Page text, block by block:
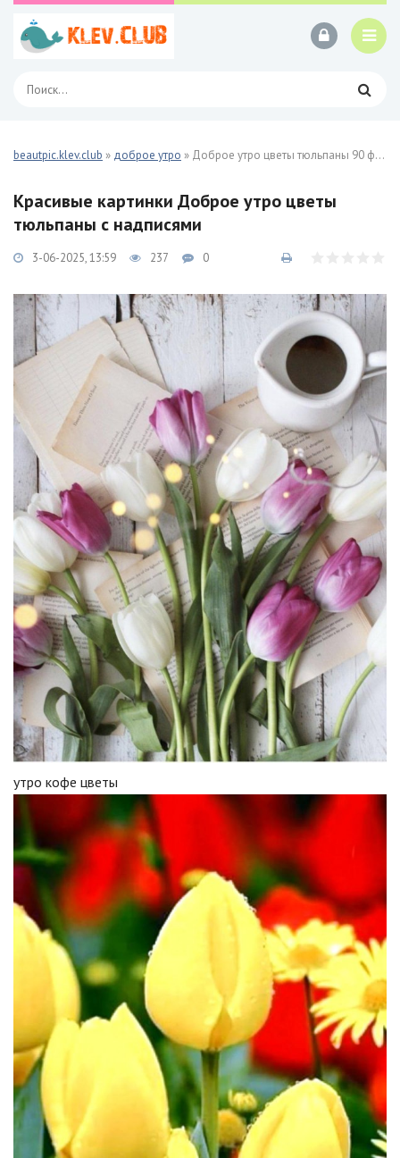
beautpic.klev.club » доброе утро » Доброе утро цветы тюльпаны 90 фото
Красивые картинки Доброе утро цветы
тюльпаны с надписями
3-06-2025, 13:59 237 0
утро кофе цветы